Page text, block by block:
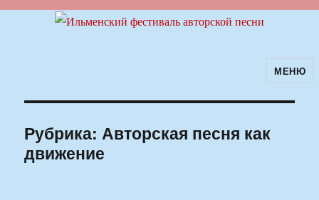
Ильменский фестиваль авторской
песни
МЕНЮ
Рубрика:Авторская песня как
движение